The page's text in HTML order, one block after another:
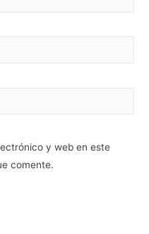
y web en este
comente.